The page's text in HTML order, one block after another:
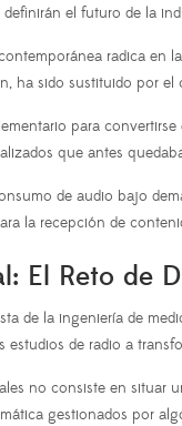
el futuro de la
radica
ha sido sustituido por
para
que antes
de audio bajo
la recepción de
El Reto de
de la ingeniería de
de radio a
no consiste en
gestionados por